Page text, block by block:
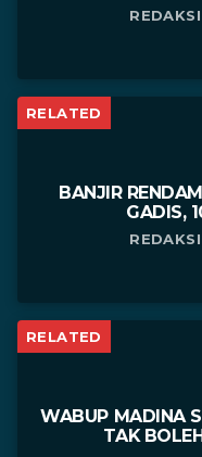
RELATED
BANJIR
GADIS,
RELATED
WABUP MADINA
TAK